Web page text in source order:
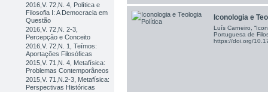
2016,V. 72,N. 4, Política e
Filosofia I: A Democracia em
Questão
2016,V. 72,N. 2-3,
Percepção e Conceito
2016,V. 72,N. 1, Teímos:
Aportações Filosóficas
2015,V. 71,N. 4, Metafísica:
Problemas Contemporâneos
2015,V. 71,N.2-3, Metafísica:
Perspectivas Históricas
Iconologia e
Luís Carneiro,
Portuguesa de
https://doi.org/